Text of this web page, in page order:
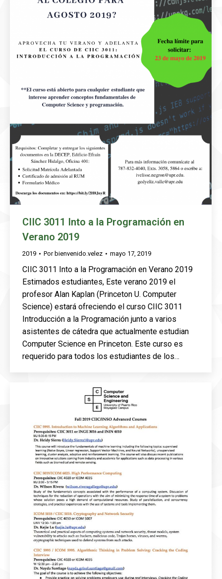
CIIC 3011 Into a la Programación en
Verano 2019
2019 Por bienvenido.velez mayo 17, 2019
CIIC 3011 Into a la Programación en Verano 2019
Estimados estudiantes, Este verano 2019 el
profesor Alan Kaplan (Princeton U. Computer
Science) estará ofreciendo el curso CIIC 3011
Introducción a la Programación junto a varios
asistentes de cátedra que actualmente estudian
Computer Science en Princeton. Este curso es
requerido para todos los estudiantes de los…